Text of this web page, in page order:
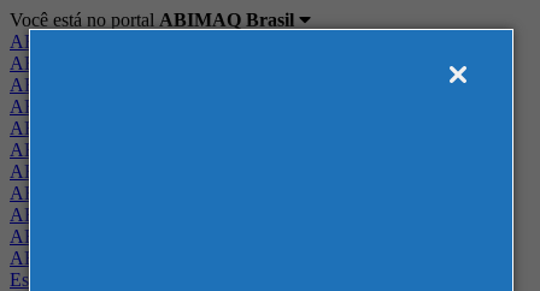
Você está no portal ABIMAQ Brasil
ABIMAQ Brasil
ABIMAQ Minas Gerais
ABIMAQ Norte-Nordeste
ABIMAQ Paraná
ABIMAQ Piracicaba
ABIMAQ Ribeirão Preto
ABIMAQ Rio de Janeiro
ABIMAQ Rio Grande do Sul
ABIMAQ Santa Catarina
ABIMAQ São Paulo
ABIMAQ Vale do Paraíba
Escritório de Relações Governamentais